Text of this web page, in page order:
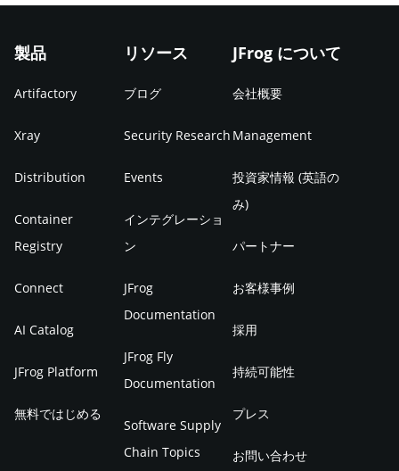
製品
Artifactory
Xray
Distribution
Container
Registry
Connect
AI Catalog
JFrog Platform
無料ではじめる
リソース
ブログ
Security Research
Events
インテグレーショ
ン
JFrog
Documentation
JFrog Fly
Documentation
Software Supply
Chain Topics
JFrog について
会社概要
Management
投資家情報 (英語の
み)
パートナー
お客様事例
採用
持続可能性
プレス
お問い合わせ